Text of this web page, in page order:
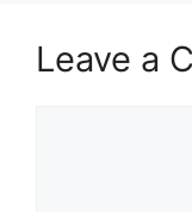
Leave a